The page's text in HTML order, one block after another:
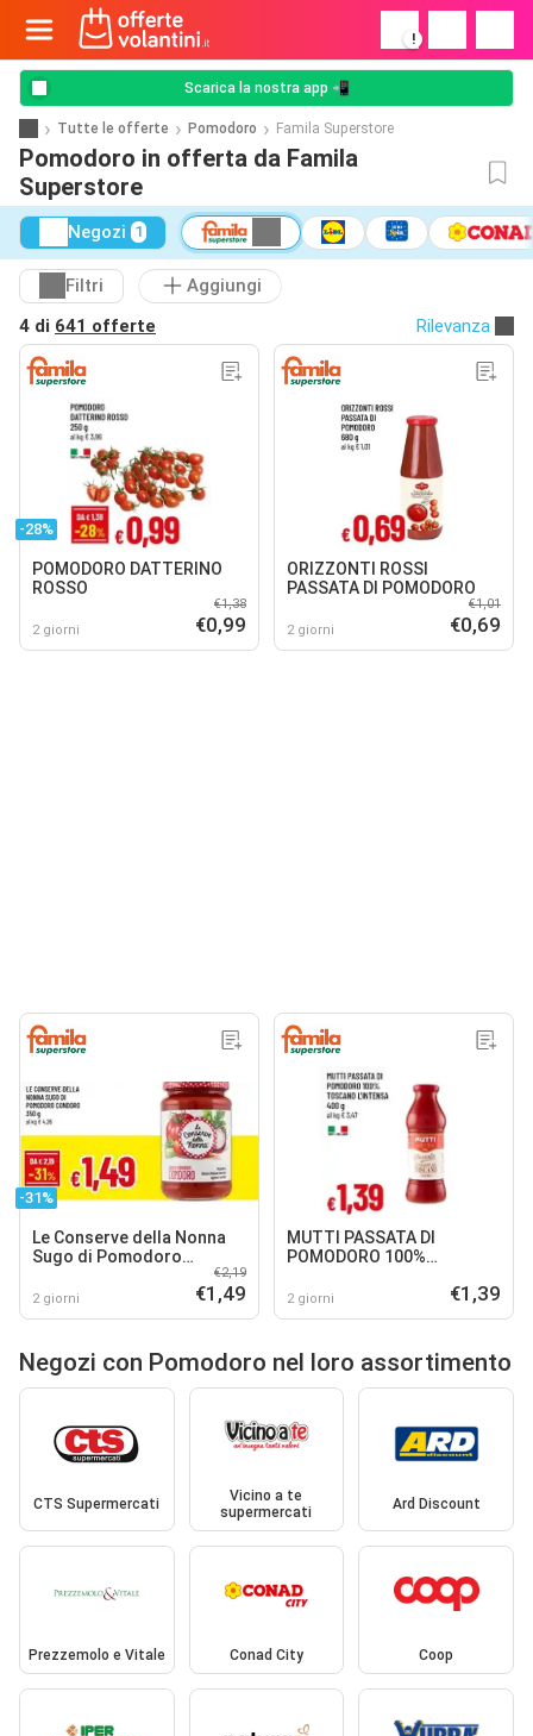
!
Scarica la nostra app 📲
Tutte le offerte Pomodoro Famila Superstore
Pomodoro in offerta da Famila
Superstore
Negozi 1
Filtri
Aggiungi
4 di 641 offerte Rilevanza
-28%
POMODORO DATTERINO
ROSSO
2 giorni
€1,38
€0,99
ORIZZONTI ROSSI
PASSATA DI POMODORO
2 giorni
€1,01
€0,69
-31%
Le Conserve della Nonna
Sugo di Pomodoro
2 giorni
€2,19
€1,49
MUTTI PASSATA DI
POMODORO 100%
2 giorni €1,39
Negozi con Pomodoro nel loro assortimento
CTS Supermercati
Vicino a te
supermercati
Ard Discount
Prezzemolo e Vitale Conad City Coop